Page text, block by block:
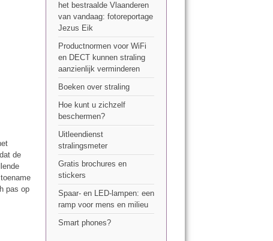
de
pas op
het bestraalde Vlaanderen
van vandaag: fotoreportage
Jezus Eik
Productnormen voor WiFi
en DECT kunnen straling
aanzienlijk verminderen
Boeken over straling
Hoe kunt u zichzelf
beschermen?
Uitleendienst
stralingsmeter
Gratis brochures en
stickers
Spaar- en LED-lampen: een
ramp voor mens en milieu
Smart phones?